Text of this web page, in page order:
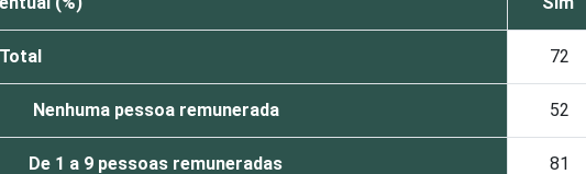
Total 72
Nenhuma pessoa remunerada 52
De 1 a 9 pessoas remuneradas 81